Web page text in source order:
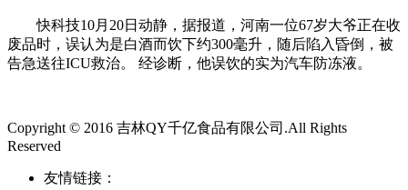
快科技10月20日动静，据报道，河南一位67岁大爷正在收
废品时，误认为是白酒而饮下约300毫升，随后陷入昏倒，被
告急送往ICU救治。 经诊断，他误饮的实为汽车防冻液。
Copyright © 2016 吉林QY千亿食品有限公司.All Rights
Reserved
友情链接：